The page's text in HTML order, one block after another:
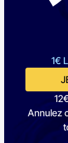
1€
Annulez